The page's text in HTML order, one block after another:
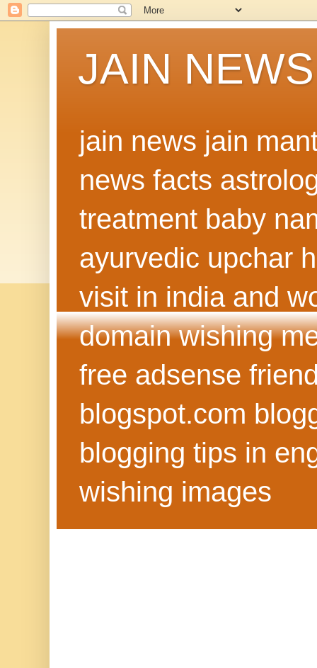
JAIN NEWS
jain news jain
news facts
treatment baby
ayurvedic upchar
visit in india and
domain wishing
free adsense
blogspot.com
blogging tips in
wishing images